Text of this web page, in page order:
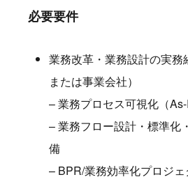
必要要件
業務改革・業務設計の実務
または事業会社）
– 業務プロセス可視化（As-
– 業務フロー設計・標準化
備
– BPR/業務効率化プロジ